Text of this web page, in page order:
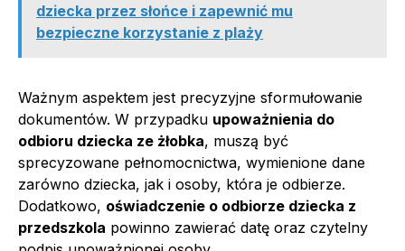
dziecka przez słońce i zapewnić mu
bezpieczne korzystanie z plaży
Ważnym aspektem jest precyzyjne sformułowanie
dokumentów. W przypadku upoważnienia do
odbioru dziecka ze żłobka, muszą być
sprecyzowane pełnomocnictwa, wymienione dane
zarówno dziecka, jak i osoby, która je odbierze.
Dodatkowo, oświadczenie o odbiorze dziecka z
przedszkola powinno zawierać datę oraz czytelny